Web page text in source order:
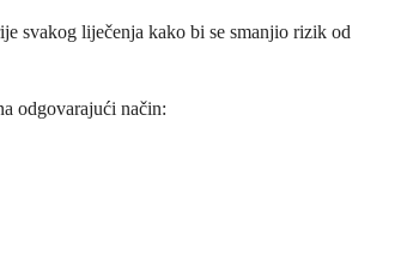
svakog liječenja kako bi se smanjio rizik od
odgovarajući način: